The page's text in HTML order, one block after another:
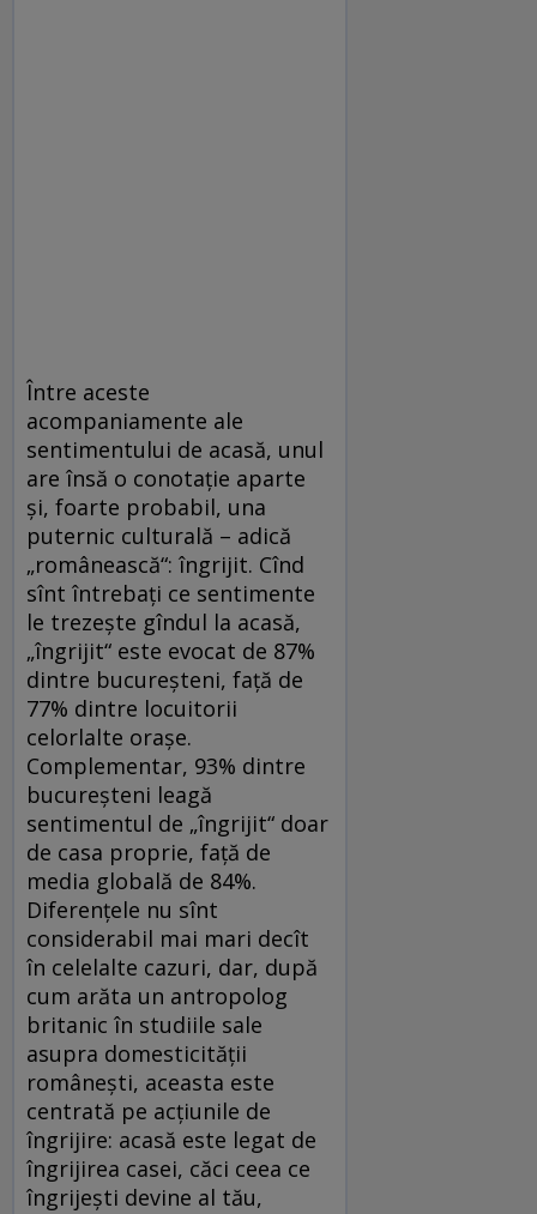
Între aceste
acompaniamente ale
sentimentului de acasă, unul
are însă o conotație aparte
și, foarte probabil, una
puternic culturală – adică
„românească“: îngrijit. Cînd
sînt întrebați ce sentimente
le trezește gîndul la acasă,
„îngrijit“ este evocat de 87%
dintre bucureșteni, față de
77% dintre locuitorii
celorlalte orașe.
Complementar, 93% dintre
bucureșteni leagă
sentimentul de „îngrijit“ doar
de casa proprie, față de
media globală de 84%.
Diferențele nu sînt
considerabil mai mari decît
în celelalte cazuri, dar, după
cum arăta un antropolog
britanic în studiile sale
asupra domesticității
românești, aceasta este
centrată pe acțiunile de
îngrijire: acasă este legat de
îngrijirea casei, căci ceea ce
îngrijești devine al tău,